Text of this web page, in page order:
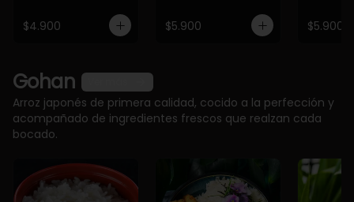
$4.900 $5.900 $5.900
Gohan
Arroz japonés de primera calidad, cocido a la perfección y
acompañado de ingredientes frescos que realzan cada
bocado.